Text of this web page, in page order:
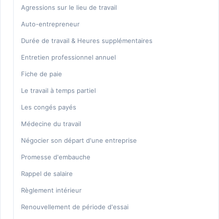
Honoraires
Agressions sur le lieu de travail
Auto-entrepreneur
Durée de travail & Heures supplémentaires
Entretien professionnel annuel
Fiche de paie
Le travail à temps partiel
Les congés payés
Médecine du travail
Négocier son départ d'une entreprise
Promesse d'embauche
Rappel de salaire
Règlement intérieur
Renouvellement de période d'essai